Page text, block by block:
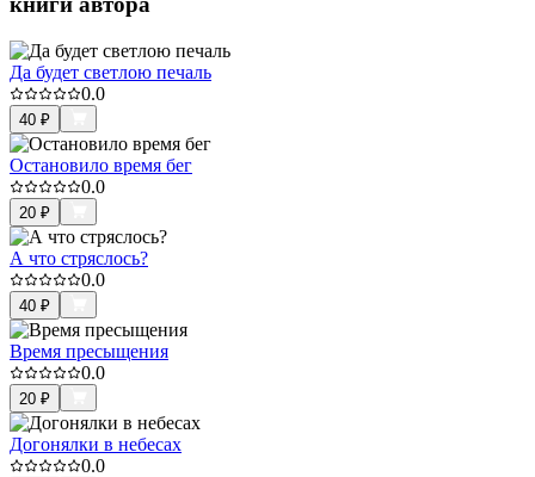
Да будет светлою печаль
0.0
40 ₽
Остановило время бег
0.0
20 ₽
А что стряслось?
0.0
40 ₽
Время пресыщения
0.0
20 ₽
Догонялки в небесах
0.0